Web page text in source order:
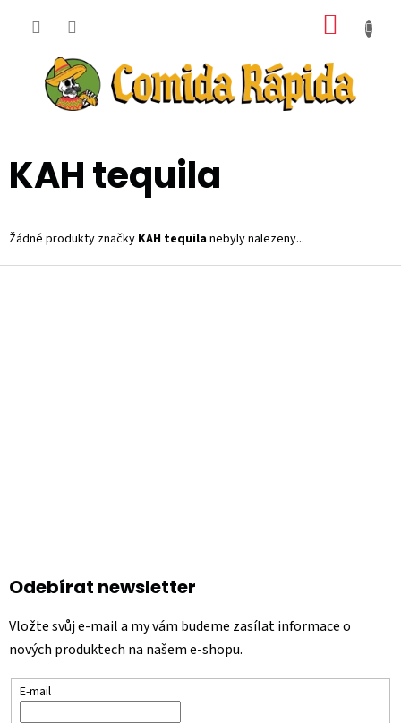
KOŠÍK
KAH tequila
Žádné produkty značky KAH tequilanebyly nalezeny...
Z
Odebírat newsletter
Vložte svůj e-mail a my vám budeme zasílat informace o
nových produktech na našem e-shopu.
E-mail